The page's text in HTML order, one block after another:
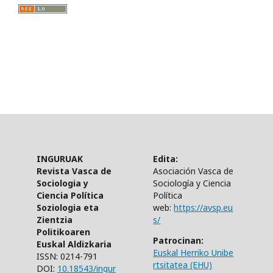
INGURUAK
Revista Vasca de
Sociologia y
Ciencia Política
Soziologia eta
Zientzia
Politikoaren
Euskal Aldizkaria
ISSN: 0214-791
DOI: 10.18543/ingur
Edita:
Asociación Vasca de
Sociología y Ciencia
Política
web:https://avsp.eu
s/
Patrocinan:
Euskal Herriko Unibe
rtsitatea (EHU)